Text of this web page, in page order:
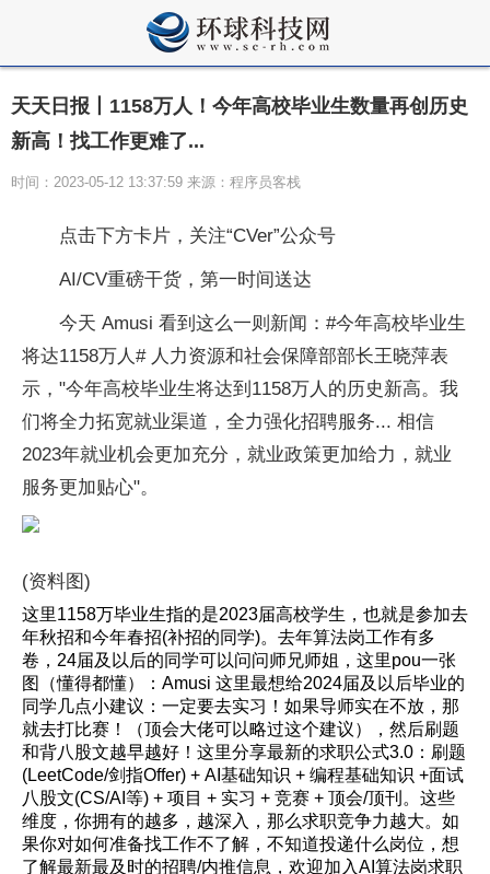
天天日报丨1158万人！今年高校毕业生数量再创历史
新高！找工作更难了...
时间：2023-05-12 13:37:59 来源：程序员客栈
点击下方卡片，关注“CVer”公众号
AI/CV重磅干货，第一时间送达
今天 Amusi 看到这么一则新闻：#今年高校毕业生
将达1158万人# 人力资源和社会保障部部长王晓萍表
示，"今年高校毕业生将达到1158万人的历史新高。我
们将全力拓宽就业渠道，全力强化招聘服务... 相信
2023年就业机会更加充分，就业政策更加给力，就业
服务更加贴心"。
(资料图)
这里1158万毕业生指的是2023届高校学生，也就是参加去
年秋招和今年春招(补招的同学)。去年算法岗工作有多
卷，24届及以后的同学可以问问师兄师姐，这里pou一张
图（懂得都懂）：Amusi 这里最想给2024届及以后毕业的
同学几点小建议：一定要去实习！如果导师实在不放，那
就去打比赛！（顶会大佬可以略过这个建议），然后刷题
和背八股文越早越好！这里分享最新的求职公式3.0：刷题
(LeetCode/剑指Offer) + AI基础知识 + 编程基础知识 +面试
八股文(CS/AI等) + 项目 + 实习 + 竞赛 + 顶会/顶刊。这些
维度，你拥有的越多，越深入，那么求职竞争力越大。如
果你对如何准备找工作不了解，不知道投递什么岗位，想
了解最新最及时的招聘/内推信息，欢迎加入AI算法岗求职